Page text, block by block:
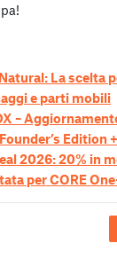
La scelta
e parti mobili
–
Edition
2026: 20% in
per CORE